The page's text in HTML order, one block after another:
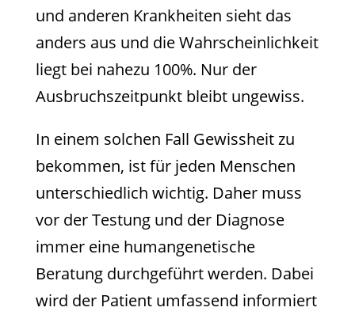
und anderen Krankheiten sieht das
anders aus und die Wahrscheinlichkeit
liegt bei nahezu 100%. Nur der
Ausbruchszeitpunkt bleibt ungewiss.
In einem solchen Fall Gewissheit zu
bekommen, ist für jeden Menschen
unterschiedlich wichtig. Daher muss
vor der Testung und der Diagnose
immer eine humangenetische
Beratung durchgeführt werden. Dabei
wird der Patient umfassend informiert